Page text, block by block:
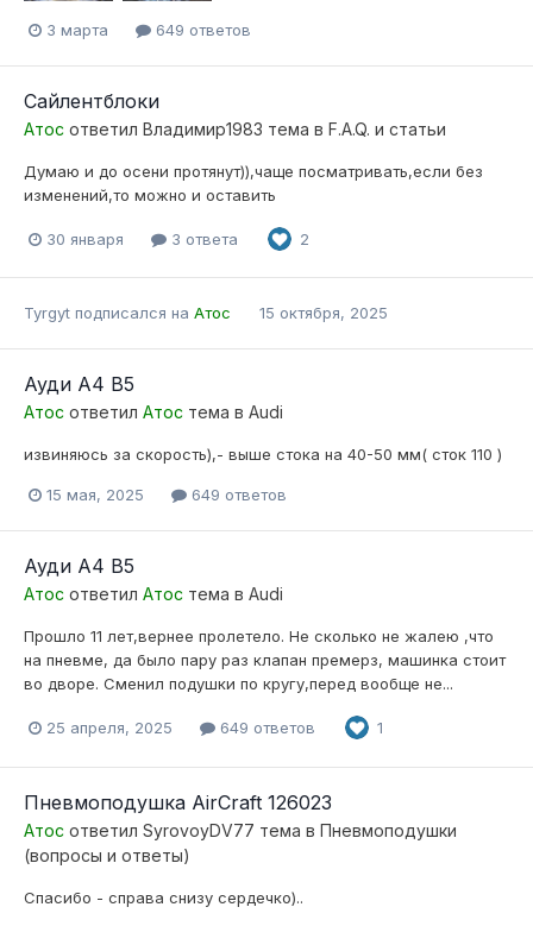
3 марта 649 ответов
Сайлентблоки
Атос ответил Владимир1983 тема в F.A.Q. и статьи
Думаю и до осени протянут)),чаще посматривать,если без
изменений,то можно и оставить
30 января 3 ответа 2
Tyrgyt подписался на Атос 15 октября, 2025
Ауди А4 B5
Атос ответил Атос тема в Audi
извиняюсь за скорость),- выше стока на 40-50 мм( сток 110 )
15 мая, 2025 649 ответов
Ауди А4 B5
Атос ответил Атос тема в Audi
Прошло 11 лет,вернее пролетело. Не сколько не жалею ,что
на пневме, да было пару раз клапан премерз, машинка стоит
во дворе. Сменил подушки по кругу,перед вообще не...
25 апреля, 2025 649 ответов 1
Пневмоподушка AirCraft 126023
Атос ответил SyrovoyDV77 тема в Пневмоподушки
(вопросы и ответы)
Спасибо - справа снизу сердечко)..